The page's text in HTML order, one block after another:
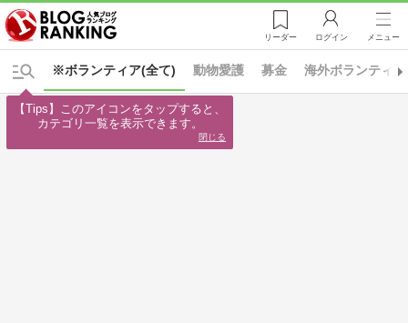
リーダー ログイン メニュー
※ボランティア(全て) 動物愛護 募金 海外ボランティア
【Tips】このアイコンをタップすると、
カテゴリ一覧を表示できます。
閉じる